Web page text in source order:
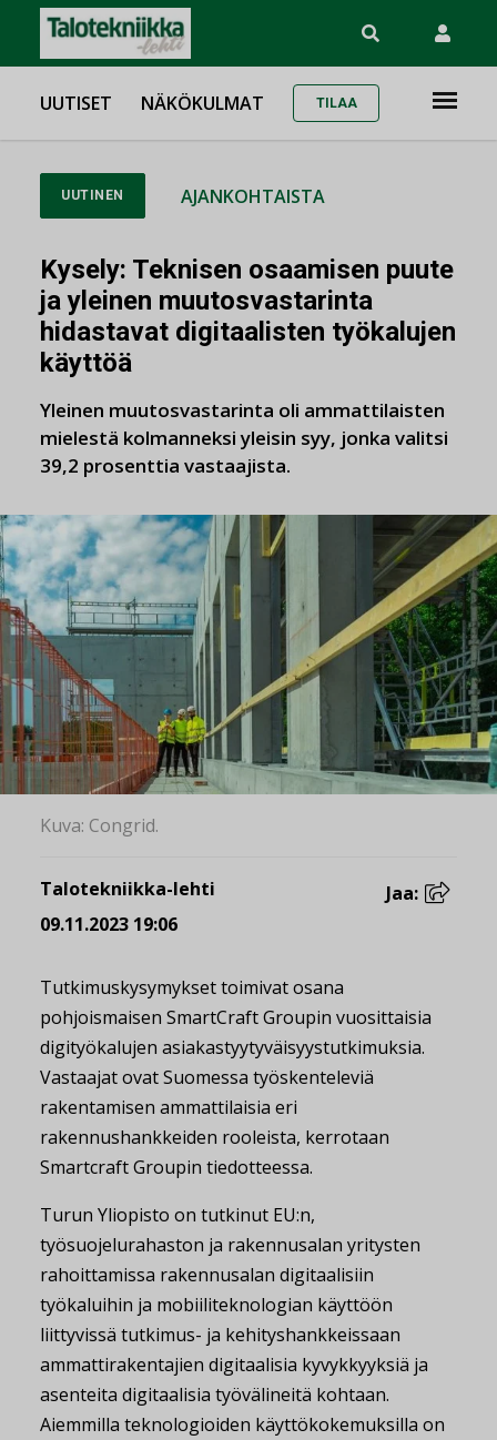
UUTISET NÄKÖKULMAT TILAA
UUTINEN AJANKOHTAISTA
Kysely: Teknisen osaamisen puute
ja yleinen muutosvastarinta
hidastavat digitaalisten työkalujen
käyttöä
Yleinen muutosvastarinta oli ammattilaisten
mielestä kolmanneksi yleisin syy, jonka valitsi
39,2 prosenttia vastaajista.
Kuva: Congrid.
Talotekniikka-lehti
09.11.2023 19:06
Jaa:
Tutkimuskysymykset toimivat osana
pohjoismaisen SmartCraft Groupin vuosittaisia
digityökalujen asiakastyytyväisyystutkimuksia.
Vastaajat ovat Suomessa työskenteleviä
rakentamisen ammattilaisia eri
rakennushankkeiden rooleista, kerrotaan
Smartcraft Groupin tiedotteessa.
Turun Yliopisto on tutkinut EU:n,
työsuojelurahaston ja rakennusalan yritysten
rahoittamissa rakennusalan digitaalisiin
työkaluihin ja mobiiliteknologian käyttöön
liittyvissä tutkimus- ja kehityshankkeissaan
ammattirakentajien digitaalisia kyvykkyyksiä ja
asenteita digitaalisia työvälineitä kohtaan.
Aiemmilla teknologioiden käyttökokemuksilla on